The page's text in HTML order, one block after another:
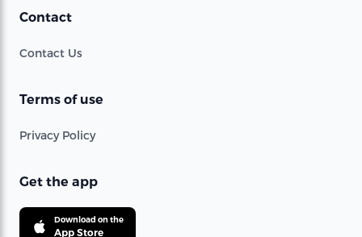
Contact
Contact Us
Terms of use
Privacy Policy
Get the app
Download on the
App Store